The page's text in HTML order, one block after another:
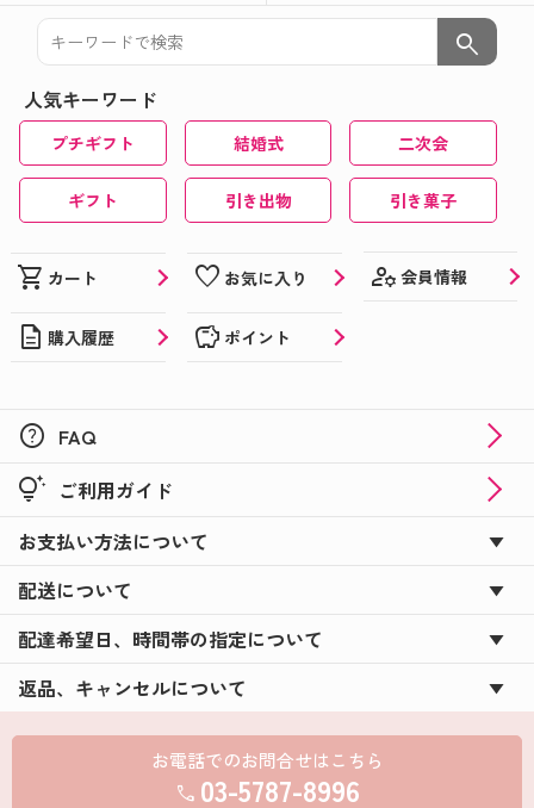
search
人気キーワード
プチギフト 結婚式 二次会
ギフト 引き出物 引き菓子
shopping_cart カート favorite お気に入り manage_accounts 会員情報
description 購入履歴 savings ポイント
help FAQ
tips_and_updates ご利用ガイド
お支払い方法について
配送について
配達希望日、時間帯の指定について
返品、キャンセルについて
お電話でのお問合せはこちら
call 03-5787-8996